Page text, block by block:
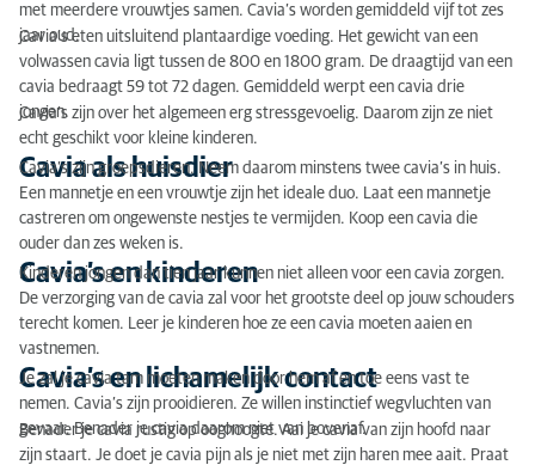
Cavia als huisdier
Cavia’s en kinderen
Cavia’s en lichamelijk contact
Stress herkennen bij je cavia
Geluiden van cavia’s
Het gedrag van cavia’s
Cavia’s en konijnen
Ontwormen cavia
met meerdere vrouwtjes samen. Cavia’s worden gemiddeld vijf tot zes
jaar oud.
Cavia’s eten uitsluitend plantaardige voeding. Het gewicht van een
volwassen cavia ligt tussen de 800 en 1800 gram. De draagtijd van een
cavia bedraagt 59 tot 72 dagen. Gemiddeld werpt een cavia drie
jongen.
Cavia’s zijn over het algemeen erg stressgevoelig. Daarom zijn ze niet
echt geschikt voor kleine kinderen.
Cavia als huisdier
Cavia’s zijn groepsdieren. Neem daarom minstens twee cavia’s in huis.
Een mannetje en een vrouwtje zijn het ideale duo. Laat een mannetje
castreren om ongewenste nestjes te vermijden. Koop een cavia die
ouder dan zes weken is.
Cavia’s en kinderen
Kinderen jongen dan tien jaar kunnen niet alleen voor een cavia zorgen.
De verzorging van de cavia zal voor het grootste deel op jouw schouders
terecht komen. Leer je kinderen hoe ze een cavia moeten aaien en
vastnemen.
Cavia’s en lichamelijk contact
Je zal je cavia tam moeten maken door hem af en toe eens vast te
nemen. Cavia’s zijn prooidieren. Ze willen instinctief wegvluchten van
gevaar. Benader je cavia daarom niet van bovenaf.
Benader je cavia rustig op ooghoogte. Aai je cavia van zijn hoofd naar
zijn staart. Je doet je cavia pijn als je niet met zijn haren mee aait. Praat